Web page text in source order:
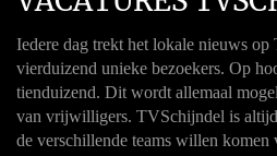
Iedere dag trekt het lokale nieuws
vierduizend unieke bezoekers. Op
tienduizend. Dit wordt allemaal
van vrijwilligers. TVSchijndel is altijd
de verschillende teams willen komen